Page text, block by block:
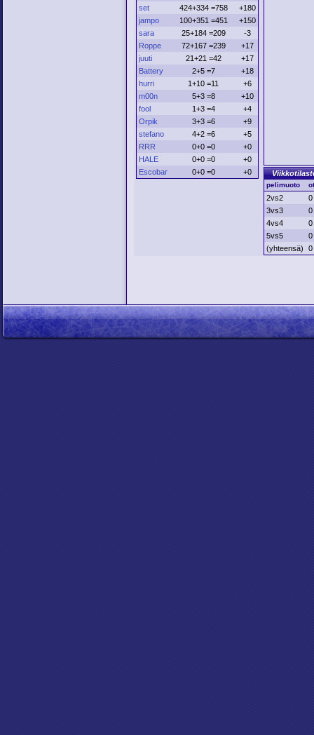
set
424+334 =758
+180
jampo
100+351 =451
+150
sara
25+184 =209
-3
Roppe
72+167 =239
+17
juuti
21+21 =42
+17
Battery
2+5 =7
+18
hurri
1+10 =11
+6
m00n
5+3 =8
+10
fool
1+3 =4
+4
Orpik
3+3 =6
+9
stefano
4+2 =6
+5
RRR
0+0 =0
+0
HALE
0+0 =0
+0
Escobar
0+0 =0 +0
pelimuoto
2vs2
0
3vs3
0
4vs4
0
5vs5
0
(yhteensä)
0